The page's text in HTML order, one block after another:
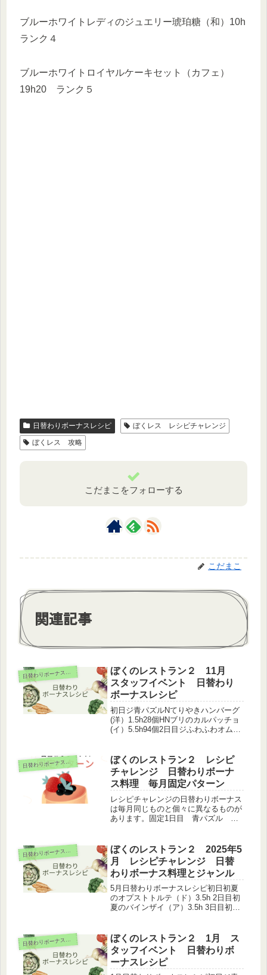
ブルーホワイトレディのジュエリー琥珀糖（和）10h
ランク４
ブルーホワイトロイヤルケーキセット（カフェ）
19h20 ランク５
日替わりボーナスレシピ
ぼくレス レシピチャレンジ
ぼくレス 攻略
こだまこをフォローする
こだまこ
関連記事
日
替わりボーナスレシピ
ぼくのレストラン２ 11月
スタッフイベント 日替わり
ボーナスレシピ
初日ジ青パズルNてりやきハンバーグ
(洋）1.5h28個HNブリのカルパッチョ
(イ）5.5h94個2日目ジふわふわオムラ
日目ジブラックプティング（その他）
N和牛ステ...
日
替わりボーナスレシピ
ぼくのレストラン２ レシピ
チャレンジ 日替わりボーナ
ス料理 毎月固定パターン
レシピチャレンジの日替わりボーナス
は毎月同じものと個々に異なるものが
あります。固定1日目 青パズル 目
目 緑パズル 目標ジャンル4番目の
ご褒美4日目 青パズル 目標ジャ...
日
替わりボーナスレシピ
ぼくのレストラン２ 2025年5
月 レシピチャレンジ 日替
わりボーナス料理とジャンル
5月日替わりボーナスレシピ初日初夏
のオプストトルテ（ド）3.5h 2日目初
夏のバインザイ（ア）3.5h 3日目初夏
ンティーヌ（フ）7h6日目初夏の串団
子風コロッケ（...
日
替わりボーナスレシピ
ぼくのレストラン２ 1月 ス
タッフイベント 日替わりボ
ーナスレシピ